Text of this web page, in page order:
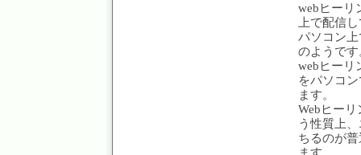
webヒーリ
上で配信
パソコン
のようです
webヒーリ
をパソコ
ます。
Webヒー
う性質上
ちるのが
ます。